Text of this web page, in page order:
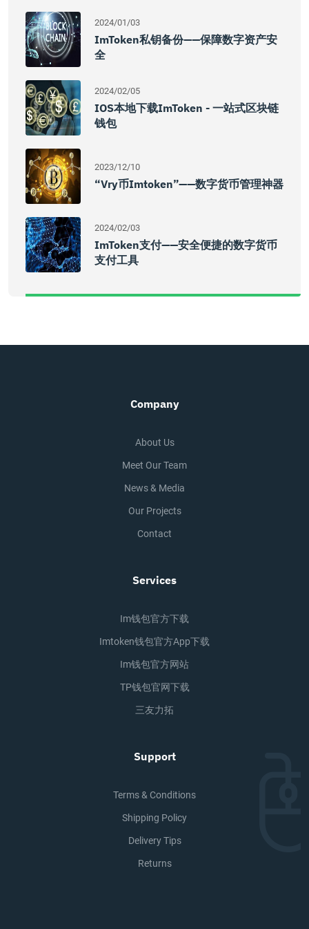
2024/01/03
ImToken私钥备份——保障数字资产安
全
2024/02/05
IOS本地下载imToken - 一站式区块链
钱包
2023/12/10
“vry币imtoken”——数字货币管理神器
2024/02/03
ImToken支付——安全便捷的数字货币
支付工具
Company
About Us
Meet Our Team
News & Media
Our Projects
Contact
Services
Im钱包官方下载
Imtoken钱包官方app下载
Im钱包官方网站
TP钱包官网下载
三友力拓
Support
Terms & Conditions
Shipping Policy
Delivery Tips
Returns